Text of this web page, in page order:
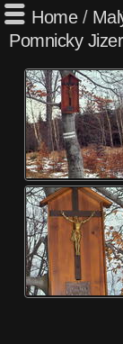
Home/
Pomnicky